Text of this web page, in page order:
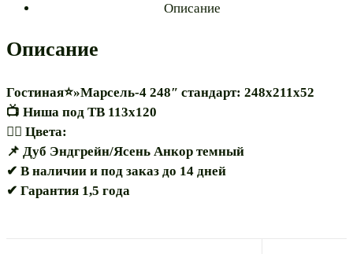
Описание
Описание
Гостиная⭐»Марсель-4 248″ стандарт: 248х211х52
📺 Ниша под ТВ 113х120
🏳️‍🌈 Цвета:
📌 Дуб Эндгрейн/Ясень Анкор темный
✔ В наличии и под заказ до 14 дней
✔ Гарантия 1,5 года